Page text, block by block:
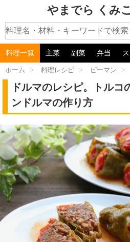
やまでら くみ
料理一覧 主菜 副菜 弁当
ホーム > 料理レシピ > ピーマン >
ドルマのレシピ。トルコ
ンドルマの作り方